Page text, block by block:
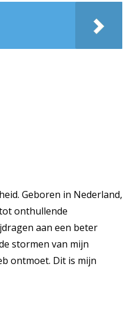
Geboren in Nederland,
onthullende
aan een beter
stormen van mijn
ontmoet. Dit is mijn